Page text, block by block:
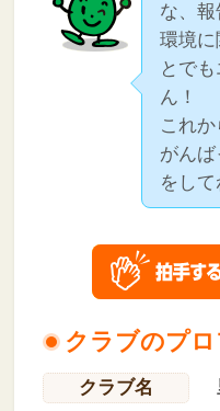
な、報
環境に
とで
ん！
これ
がん
をし
クラブのプ
クラブ名